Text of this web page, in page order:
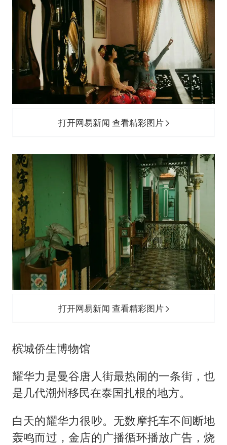
打开网易新闻 查看精彩图片
打开网易新闻 查看精彩图片
槟城侨生博物馆
耀华力是曼谷唐人街最热闹的一条街，也
是几代潮州移民在泰国扎根的地方。
白天的耀华力很吵。无数摩托车不间断地
轰鸣而过，金店的广播循环播放广告，烧